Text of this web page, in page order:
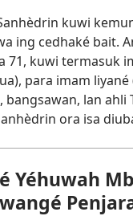
kuwi
ing cedhaké bait.
71, kuwi termasuk
para imam
bangsawan, lan ahli
ora isa
Yéhuwah